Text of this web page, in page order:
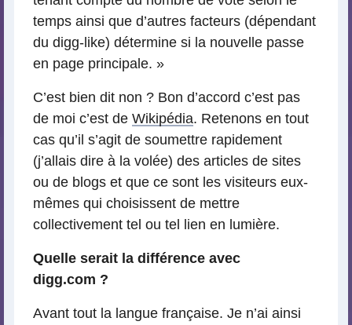
temps ainsi que d’autres facteurs (dépendant
du digg-like) détermine si la nouvelle passe
en page principale. »
C’est bien dit non ? Bon d’accord c’est pas
de moi c’est de Wikipédia. Retenons en tout
cas qu’il s’agit de soumettre rapidement
(j’allais dire à la volée) des articles de sites
ou de blogs et que ce sont les visiteurs eux-
mêmes qui choisissent de mettre
collectivement tel ou tel lien en lumière.
Quelle serait la différence avec
digg.com ?
Avant tout la langue française. Je n’ai ainsi